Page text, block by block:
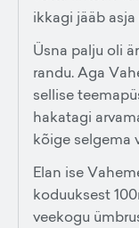
ikkagi jääb
Üsna palju oli
randu. Aga
sellise
hakatagi
kõige selgema
Elan ise
koduuksest
veekogu